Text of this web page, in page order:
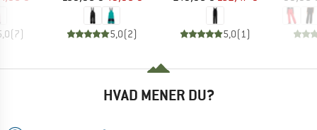
(7) 5,0(2) 5,0(1)
HVAD MENER DU?